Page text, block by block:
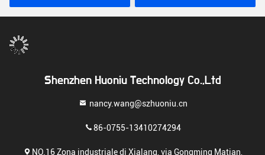
Shenzhen Huoniu Technology Co.,Ltd
nancy.wang@szhuoniu.cn
86-0755-13410274294
NO.16 Zona industriale di Xialang, via Gongming Matian,